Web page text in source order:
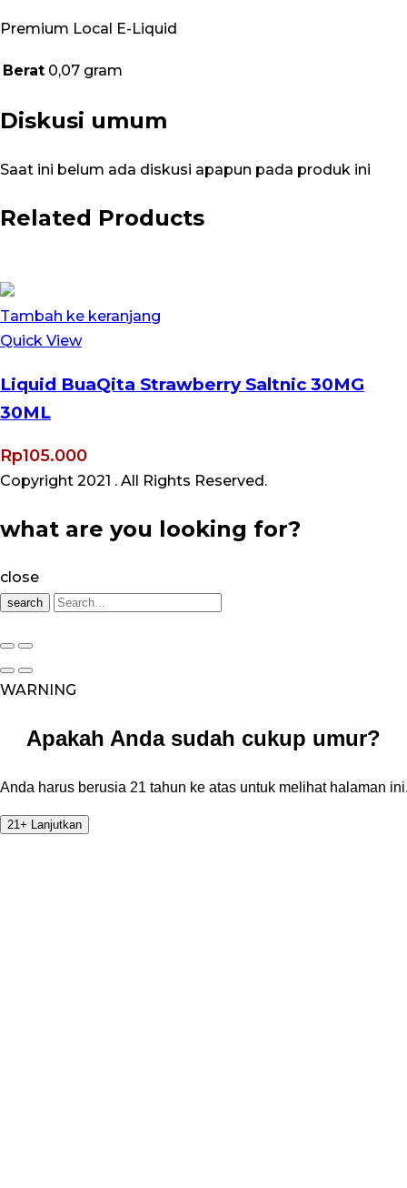
Premium Local E-Liquid
Berat 0,07 gram
Diskusi umum
Saat ini belum ada diskusi apapun pada produk ini
Related Products
Tambah ke keranjang
Quick View
Liquid BuaQita Strawberry Saltnic 30MG
30ML
Rp105.000
Copyright 2021 . All Rights Reserved.
what are you looking for?
close
search
WARNING
Apakah Anda sudah cukup umur?
Anda harus berusia 21 tahun ke atas untuk melihat halaman
21+ Lanjutkan